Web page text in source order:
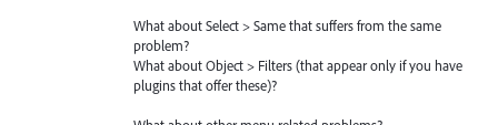
What about Select > Same that suffers from the same
problem?
What about Object > Filters (that appear only if you have
plugins that offer these)?